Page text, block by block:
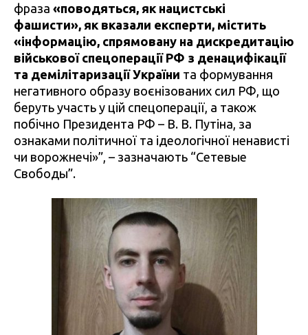
фраза «поводяться, як нацистські
фашисти», як вказали експерти, містить
«інформацію, спрямовану на дискредитацію
військової спецоперації РФ з денацифікації
та демілітаризації України та формування
негативного образу воєнізованих сил РФ, що
беруть участь у цій спецоперації, а також
побічно Президента РФ – В. В. Путіна, за
ознаками політичної та ідеологічної ненависті
чи ворожнечі»”, – зазначають “Сетевые
Свободы”.